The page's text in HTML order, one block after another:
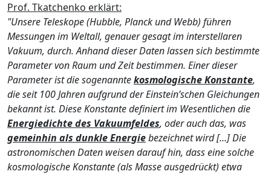
Prof. Tkatchenko erklärt:
"Unsere Teleskope (Hubble, Planck und Webb) führen
Messungen im Weltall, genauer gesagt im interstellaren
Vakuum, durch. Anhand dieser Daten lassen sich bestimmte
Parameter von Raum und Zeit bestimmen. Einer dieser
Parameter ist die sogenanntekosmologische Konstante,
die seit 100 Jahren aufgrund der Einstein’schen Gleichungen
bekannt ist. Diese Konstante definiert im Wesentlichen die
Energiedichte des Vakuumfeldes, oder auch das, was
gemeinhin als dunkle Energiebezeichnet wird [...] Die
astronomischen Daten weisen darauf hin, dass eine solche
kosmologische Konstante (als Masse ausgedrückt) etwa